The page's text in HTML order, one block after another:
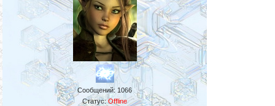
Сообщений: 1066
Статус:Offline